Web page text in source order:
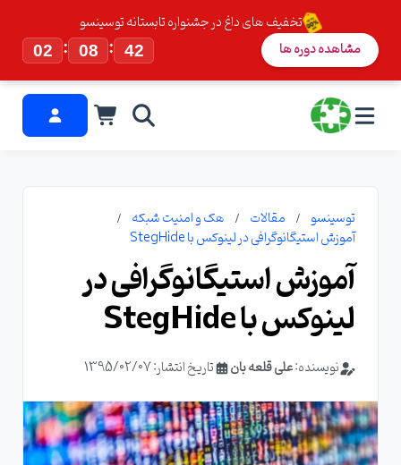
تخفیف های داغ در جشنواره تابستانه توسینسو
02
: 08 : 41 مشاهده دوره ها
توسینسو مقالات
هک و امنیت شبکه
آموزش استیگانوگرافی در لینوکس با StegHide
آموزش استیگانوگرافی در
لینوکس با StegHide
نویسنده:علی قلعه بان تاریخ انتشار: 1395/02/07